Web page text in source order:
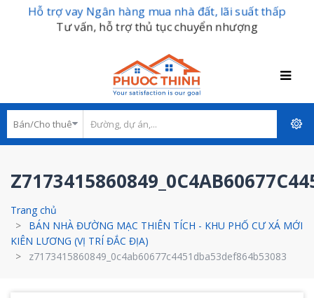
Hỗ trợ vay Ngân hàng mua nhà đất, lãi suất thấp
Tư vấn, hỗ trợ thủ tục chuyển nhượng
Trang chủ
BÁN NHÀ ĐƯỜNG MẠC THIÊN TÍCH - KHU PHỐ CƯ XÁ MỚI
KIÊN LƯƠNG (VỊ TRÍ ĐẮC ĐỊA)
z7173415860849_0c4ab60677c4451dba53def864b53083